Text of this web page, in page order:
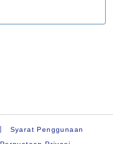
Syarat Penggunaan